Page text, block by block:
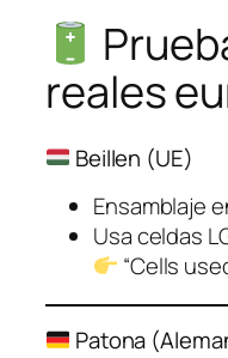
reales
Beillen (UE)
Ensamblaje
Usa celdas
“Cells
Patona